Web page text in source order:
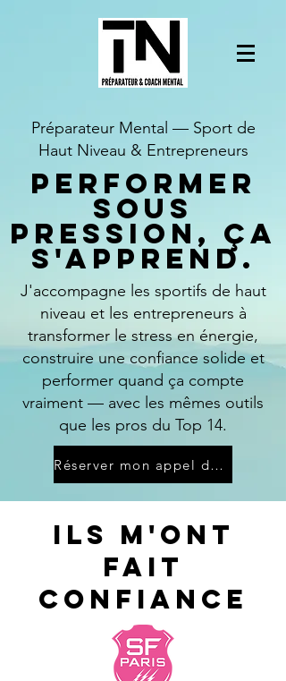
Préparateur Mental — Sport de
Haut Niveau & Entrepreneurs
Performer
sous
pression, ça
s'apprend.
J'accompagne les sportifs de haut
niveau et les entrepreneurs à
transformer le stress en énergie,
construire une confiance solide et
performer quand ça compte
vraiment — avec les mêmes outils
que les pros du Top 14.
Réserver mon appel découverte gratuit (1h)
Ils m'ont
fait
confiance